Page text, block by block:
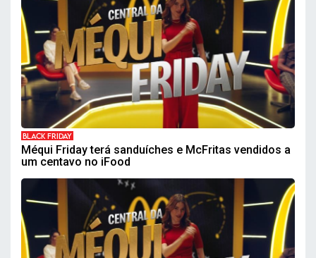
BLACK FRIDAY
Méqui Friday terá sanduíches e McFritas vendidos a
um centavo no iFood